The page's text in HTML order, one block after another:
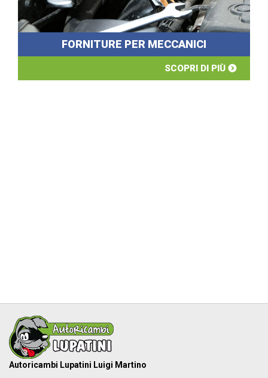
FORNITURE PER MECCANICI
SCOPRI DI PIÙ
Autoricambi Lupatini Luigi Martino